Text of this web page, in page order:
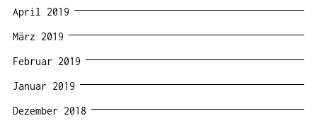
April 2019
März 2019
Februar 2019
Januar 2019
Dezember 2018